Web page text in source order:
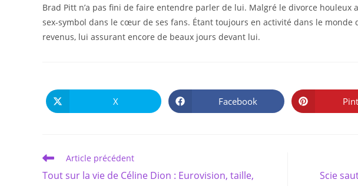
Brad Pitt n’a pas fini de faire entendre parler de lui. Malgré le divorce houleux
sex-symbol dans le cœur de ses fans. Étant toujours en activité dans le monde
revenus, lui assurant encore de beaux jours devant lui.
CE
CONTENU
Ouvrir
dans
X Ouvrir
dans
Facebook
Read
articles
Article précédent
Tout sur la vie de Céline Dion : Eurovision, taille,
Scie